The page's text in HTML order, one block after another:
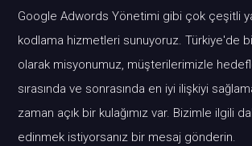
Google Adwords Yönetimi gibi çok çeşitli
kodlama hizmetleri sunuyoruz. Türkiye'de
olarak misyonumuz, müşterilerimizle
sırasında ve sonrasında en iyi ilişkiyi
zaman açık bir kulağımız var. Bizimle ilgili
edinmek istiyorsanız bir mesaj gönderin.